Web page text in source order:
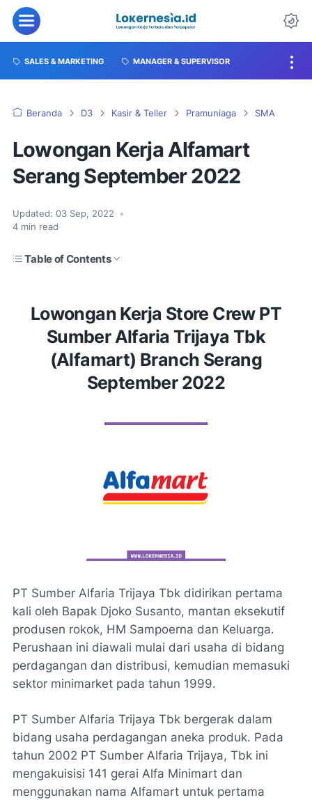
SALES & MARKETING MANAGER & SUPERVISOR
Beranda D3 Kasir & Teller Pramuniaga SMA
Lowongan Kerja Alfamart
Serang September 2022
Updated: 03 Sep, 2022
•
4 min read
Table of Contents
Lowongan Kerja Store Crew PT
Sumber Alfaria Trijaya Tbk
(Alfamart) Branch Serang
September 2022
PT Sumber Alfaria Trijaya Tbk didirikan pertama
kali oleh Bapak Djoko Susanto, mantan eksekutif
produsen rokok, HM Sampoerna dan Keluarga.
Perushaan ini diawali mulai dari usaha di bidang
perdagangan dan distribusi, kemudian memasuki
sektor minimarket pada tahun 1999.
PT Sumber Alfaria Trijaya Tbk bergerak dalam
bidang usaha perdagangan aneka produk. Pada
tahun 2002 PT Sumber Alfaria Trijaya, Tbk ini
mengakuisisi 141 gerai Alfa Minimart dan
menggunakan nama Alfamart untuk pertama